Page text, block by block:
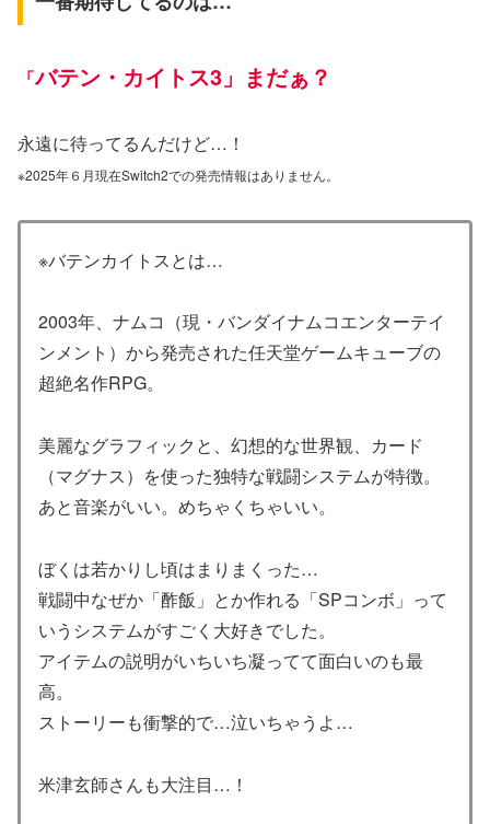
「バテン・カイトス3」まだぁ？
永遠に待ってるんだけど…！
※2025年６月現在Switch2での発売情報はありません。
※バテンカイトスとは…
2003年、ナムコ（現・バンダイナムコエンターテイ
ンメント）から発売された任天堂ゲームキューブの
超絶名作RPG。
美麗なグラフィックと、幻想的な世界観、カード
（マグナス）を使った独特な戦闘システムが特徴。
あと音楽がいい。めちゃくちゃいい。
ぼくは若かりし頃はまりまくった…
戦闘中なぜか「酢飯」とか作れる「SPコンボ」って
いうシステムがすごく大好きでした。
アイテムの説明がいちいち凝ってて面白いのも最
高。
ストーリーも衝撃的で…泣いちゃうよ…
米津玄師さんも大注目…！